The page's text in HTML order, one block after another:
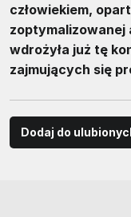
człowiekiem,
zoptymalizowanej
wdrożyła już tę
zajmujących się
Dodaj do